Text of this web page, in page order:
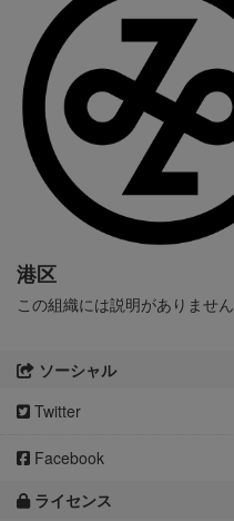
港区
この組織には説明がありません
ソーシャル
Twitter
Facebook
ライセンス